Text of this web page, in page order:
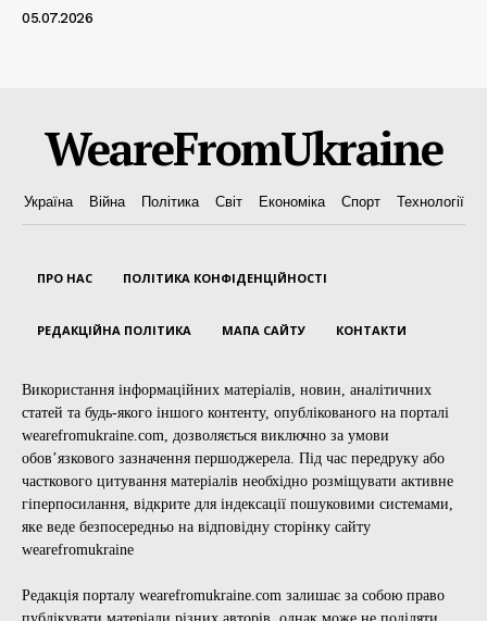
05.07.2026
WeareFromUkraine
Україна Війна Політика Світ Економіка Спорт Технології
ПРО НАС ПОЛІТИКА КОНФІДЕНЦІЙНОСТІ
РЕДАКЦІЙНА ПОЛІТИКА МАПА САЙТУ КОНТАКТИ
Використання інформаційних матеріалів, новин, аналітичних
статей та будь-якого іншого контенту, опублікованого на порталі
wearefromukraine.com, дозволяється виключно за умови
обов’язкового зазначення першоджерела. Під час передруку або
часткового цитування матеріалів необхідно розміщувати активне
гіперпосилання, відкрите для індексації пошуковими системами,
яке веде безпосередньо на відповідну сторінку сайту
wearefromukraine
Редакція порталу wearefromukraine.com залишає за собою право